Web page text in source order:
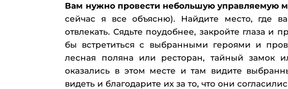
Вам нужно провести небольшую управляемую
сейчас я все объясню). Найдите место, где
отвлекать. Сядьте поудобнее, закройте глаза и
бы встретиться с выбранными героями и
лесная поляна или ресторан, тайный замок
оказались в этом месте и там видите
видеть и благодарите их за то, что они